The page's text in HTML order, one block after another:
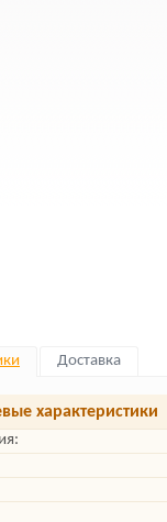
Доставка
характеристики